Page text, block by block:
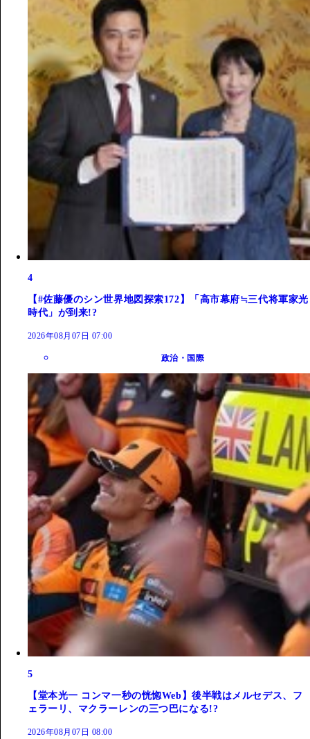
4
【#佐藤優のシン世界地図探索172】「高市幕府≒三代将軍家光
時代」が到来!?
2026年08月07日 07:00
政治・国際
5
【堂本光一 コンマ一秒の恍惚Web】後半戦はメルセデス、フ
ェラーリ、マクラーレンの三つ巴になる!?
2026年08月07日 08:00